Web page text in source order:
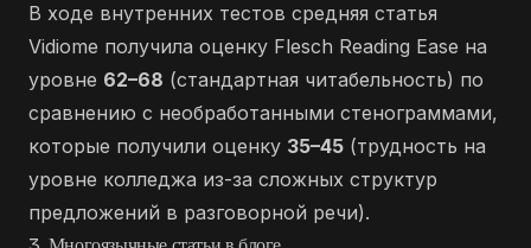
В ходе внутренних тестов средняя статья
Vidiome получила оценку Flesch Reading Ease на
уровне 62–68 (стандартная читабельность) по
сравнению с необработанными стенограммами,
которые получили оценку 35–45 (трудность на
уровне колледжа из-за сложных структур
предложений в разговорной речи).